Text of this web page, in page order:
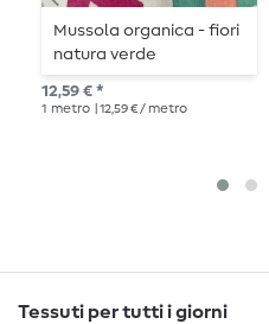
Mussola organica - fiori
natura verde
12,59 € *
1 metro | 12,59 € / metro
Tessuti per tutti i giorni